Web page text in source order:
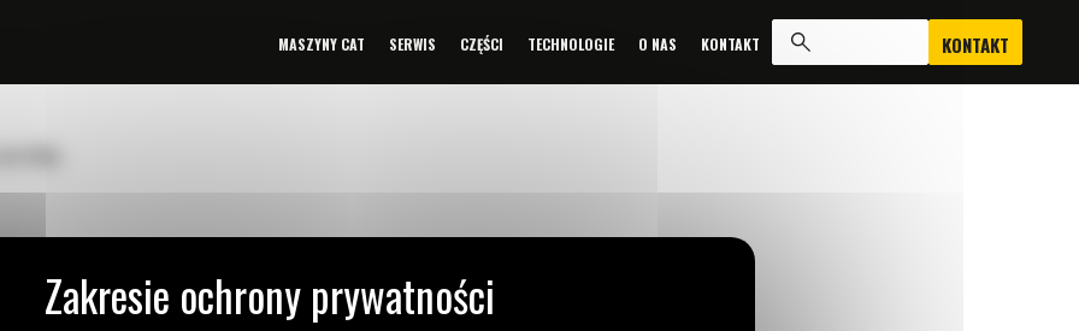
MASZYNY CAT SERWIS CZĘŚCI TECHNOLOGIE O NAS KONTAKT KONTAKT
help.